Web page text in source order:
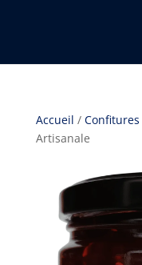
Accueil / Confitures
Artisanale